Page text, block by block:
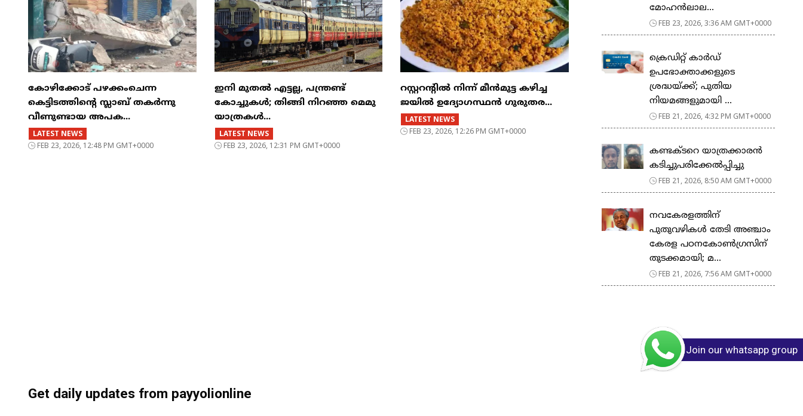
കോഴിക്കോട് പഴക്കംചെന്ന
കെട്ടിടത്തിന്റെ സ്ലാബ് തകർന്നു
വീണുണ്ടായ അപക...
LATEST NEWS
FEB 23, 2026, 12:48 PM GMT+0000
ഇനി മുതൽ എട്ടല്ല, പന്ത്രണ്ട്
കോച്ചുകള്‍; തിങ്ങി നിറഞ്ഞ മെമു
യാത്രകൾ...
LATEST NEWS
FEB 23, 2026, 12:31 PM GMT+0000
റസ്റ്ററന്റില്‍ നിന്ന് മീന്‍മുട്ട കഴിച്ച
ജയില്‍ ഉദ്യോഗസ്ഥന്‍ ഗുരുതര...
LATEST NEWS
FEB 23, 2026, 12:26 PM GMT+0000
Get daily updates from payyolionline
മോഹൻലാല...
FEB 23, 2026, 3:36 AM GMT+0000
ക്രെഡിറ്റ് കാർഡ്
ഉപഭോക്താക്കളുടെ
ശ്രദ്ധയ്ക്ക്; പുതിയ
നിയമങ്ങളുമായി ...
FEB 21, 2026, 4:32 PM GMT+0000
കണ്ടക്ടറെ യാത്രക്കാരൻ
കടിച്ചുപരിക്കേൽപ്പിച്ചു
FEB 21, 2026, 8:50 AM GMT+0000
നവകേരളത്തിന്
പുതുവഴികൾ തേടി അഞ്ചാം
കേരള പഠനകോൺഗ്രസിന്
തുടക്കമായി; മ...
FEB 21, 2026, 7:56 AM GMT+0000
Join our whatsapp group